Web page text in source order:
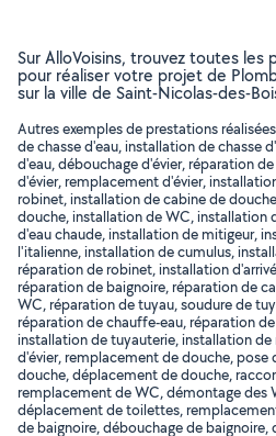
Sur AlloVoisins, trouvez toutes les
pour réaliser votre projet de
sur la ville de Saint-Nicolas-des-
Autres exemples de prestations
de chasse d'eau, installation de chasse
d'eau, débouchage d'évier, réparation
d'évier, remplacement d'évier,
robinet, installation de cabine de
douche, installation de WC, installation
d'eau chaude, installation de mitigeur,
l'italienne, installation de cumulus,
réparation de robinet, installation
réparation de baignoire, réparation de
WC, réparation de tuyau, soudure de
réparation de chauffe-eau, réparation
installation de tuyauterie, installation
d'évier, remplacement de douche,
douche, déplacement de douche,
remplacement de WC, démontage des
déplacement de toilettes,
de baignoire, débouchage de